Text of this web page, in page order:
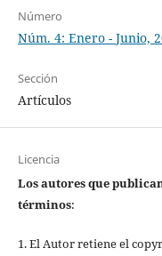
Número
Núm. 4: Enero - Junio,
Sección
Artículos
Licencia
Los autores que
términos:
1. El Autor retiene el